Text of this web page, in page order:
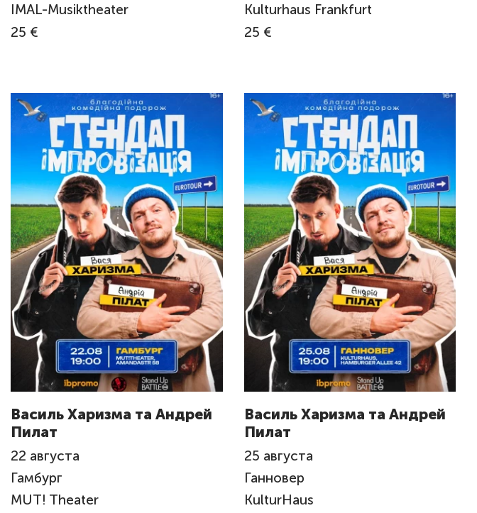
IMAL-Musiktheater
25 €
Kulturhaus Frankfurt
25 €
Василь Харизма та Андрeй
Пилат
22 августа
Гамбург
MUT! Theater
Василь Харизма та Андрeй
Пилат
25 августа
Ганновер
KulturHaus